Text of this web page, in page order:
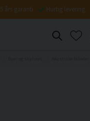
5 års garanti Hurtig levering